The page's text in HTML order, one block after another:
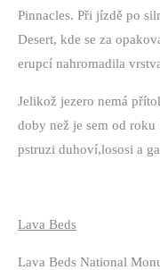
Pinnacles. Při jízdě po
Desert, kde se za
erupcí nahromadila
Jelikož jezero nemá
doby než je sem od
pstruzi duhoví,lososi a
Lava Beds
Lava Beds National